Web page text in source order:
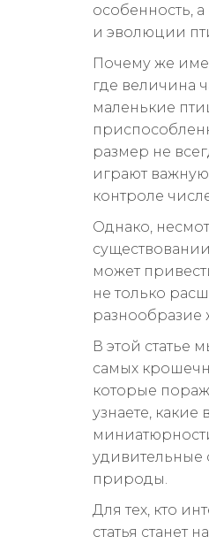
особенность,
и эволюции
Почему же
где величина
маленькие
размер не
играют
контроле
Однако,
может
не только
разнообразие
В этой статье
самых
которые
узнаете,
удивительные
природы.
Для тех, кто
статья станет